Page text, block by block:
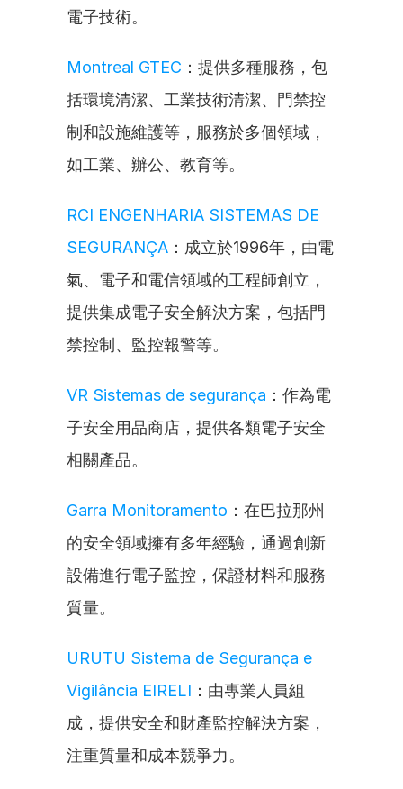
電子技術。
Montreal GTEC ：提供多種服務，包
括環境清潔、工業技術清潔、門禁控
制和設施維護等，服務於多個領域，
如工業、辦公、教育等。
RCI ENGENHARIA SISTEMAS DE
SEGURANÇA ：成立於1996年，由電
氣、電子和電信領域的工程師創立，
提供集成電子安全解決方案，包括門
禁控制、監控報警等。
VR Sistemas de segurança ：作為電
子安全用品商店，提供各類電子安全
相關產品。
Garra Monitoramento ：在巴拉那州
的安全領域擁有多年經驗，通過創新
設備進行電子監控，保證材料和服務
質量。
URUTU Sistema de Segurança e
Vigilância EIRELI ：由專業人員組
成，提供安全和財產監控解決方案，
注重質量和成本競爭力。